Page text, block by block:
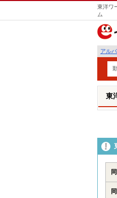
東洋ワ
ム
アル
東